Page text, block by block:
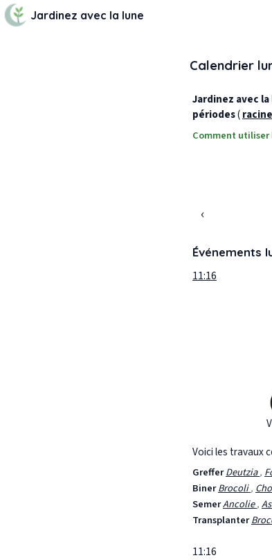
Jardinez avec la lune
Calendrier
Jardinez avec la
périodes(
Comment
‹
Événements
11:16
Voici les travaux
GrefferDeutzia,
BinerBrocoli,
SemerAncolie,
Transplanter
11:16